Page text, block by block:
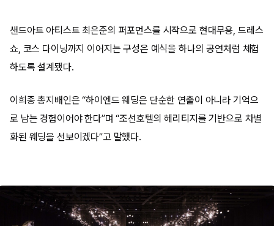
샌드아트 아티스트 최은준의 퍼포먼스를 시작으로 현대무용, 드레스
쇼, 코스 다이닝까지 이어지는 구성은 예식을 하나의 공연처럼 체험
하도록 설계됐다.
이희종 총지배인은 “하이엔드 웨딩은 단순한 연출이 아니라 기억으
로 남는 경험이어야 한다”며 “조선호텔의 헤리티지를 기반으로 차별
화된 웨딩을 선보이겠다”고 말했다.